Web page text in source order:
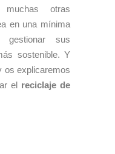
otras
en una mínima
gestionar sus
sostenible. Y
os explicaremos
el reciclaje de